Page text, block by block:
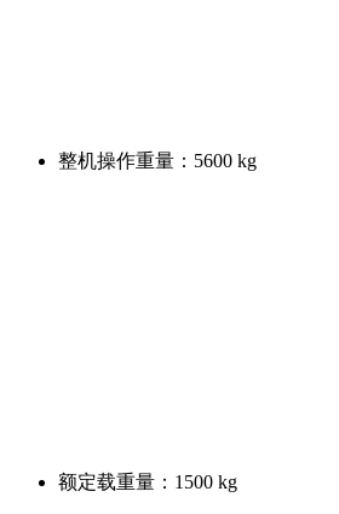
整机操作重量： 5600 kg
额定载重量： 1500 kg